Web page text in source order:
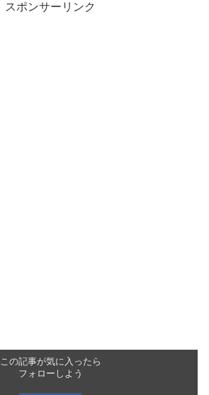
スポンサーリンク
この記事が気に入ったら
フォローしよう